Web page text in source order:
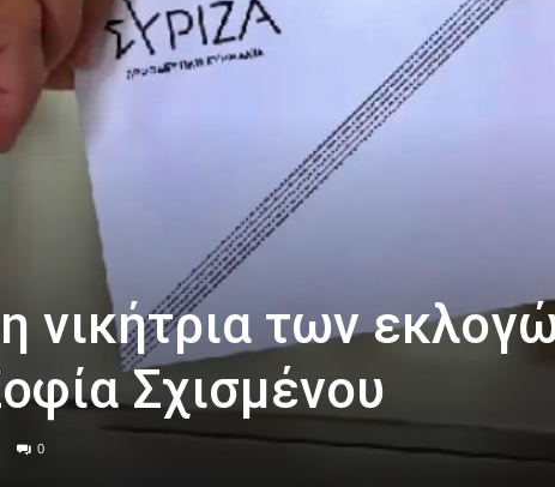
νικήτρια των
Σχισμένου
0